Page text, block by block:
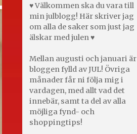
♥ Välkommen ska du vara till
min julblogg! Här skriver jag
om alla de saker som just jag
älskar med julen ♥
Mellan augusti och januari är
bloggen fylld av JUL! Övriga
månader får ni följa mig i
vardagen, med allt vad det
innebär, samt ta del av alla
möjliga fynd- och
shoppingtips!